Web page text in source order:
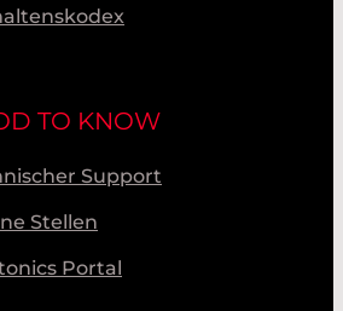
TO KNOW
Support
Stellen
Portal